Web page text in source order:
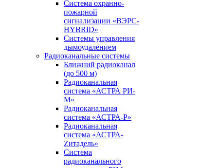
Система охранно-
пожарной
сигнализации «ВЭРС-
HYBRID»
Системы управления
дымоудалением
Радиоканальные системы
Ближний радиоканал
(до 500 м)
Радиоканальная
система «АСТРА РИ-
М»
Радиоканальная
система «АСТРА-Р»
Радиоканальная
система «АСТРА-
Zитадель»
Система
радиоканального